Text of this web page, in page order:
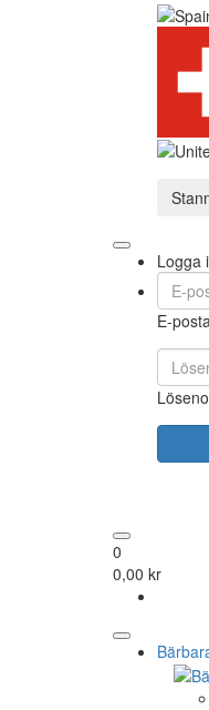
Logga
E-
0
0,00 kr